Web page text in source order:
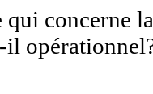
qui concerne